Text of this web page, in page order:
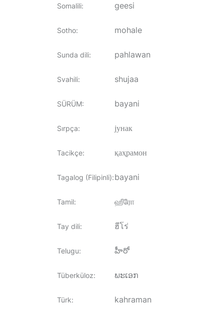
Somalili: geesi
Sotho: mohale
Sunda dili: pahlawan
Svahili: shujaa
SÜRÜM: bayani
Sırpça: јунак
Tacikçe: қаҳрамон
Tagalog (Filipinli):bayani
Tamil: ஹீரோ
Tay dili: ฮีโร่
Telugu: హీరో
Tüberküloz: ພະເອກ
Türk: kahraman